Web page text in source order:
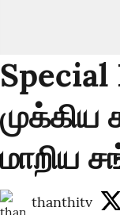
முக்கிய
மாறிய
thanthitv